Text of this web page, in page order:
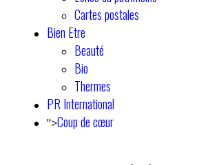
Cartes postales
Bien Etre
Beauté
Bio
Thermes
PR International
">Coup de cœur